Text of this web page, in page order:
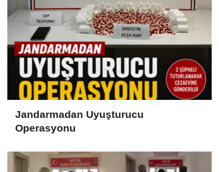
Jandarmadan Uyuşturucu
Operasyonu